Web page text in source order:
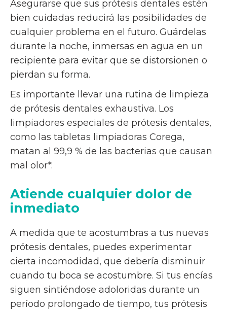
Asegurarse que sus prótesis dentales estén
bien cuidadas reducirá las posibilidades de
cualquier problema en el futuro. Guárdelas
durante la noche, inmersas en agua en un
recipiente para evitar que se distorsionen o
pierdan su forma.
Es importante llevar una rutina de limpieza
de prótesis dentales exhaustiva. Los
limpiadores especiales de prótesis dentales,
como las tabletas limpiadoras Corega,
matan al 99,9 % de las bacterias que causan
mal olor*.
Atiende cualquier dolor de
inmediato
A medida que te acostumbras a tus nuevas
prótesis dentales, puedes experimentar
cierta incomodidad, que debería disminuir
cuando tu boca se acostumbre. Si tus encías
siguen sintiéndose adoloridas durante un
período prolongado de tiempo, tus prótesis